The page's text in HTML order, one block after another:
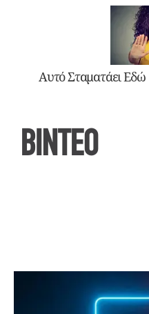
Αυτό Σταματάει Εδώ
ΒΙΝΤΕΟ